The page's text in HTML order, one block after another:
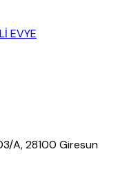
EVYE
A, 28100 Giresun